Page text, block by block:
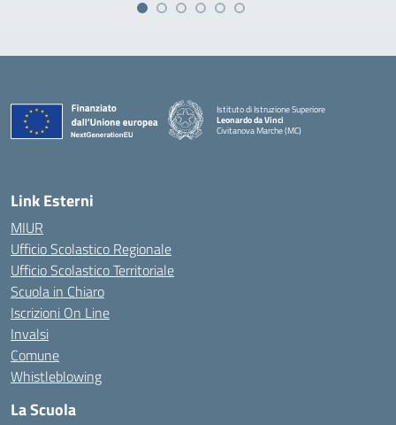
Istituto di Istruzione Superiore
Leonardo da Vinci
Civitanova Marche (MC)
Link Esterni
MIUR
Ufficio Scolastico Regionale
Ufficio Scolastico Territoriale
Scuola in Chiaro
Iscrizioni On Line
Invalsi
Comune
Whistleblowing
La Scuola